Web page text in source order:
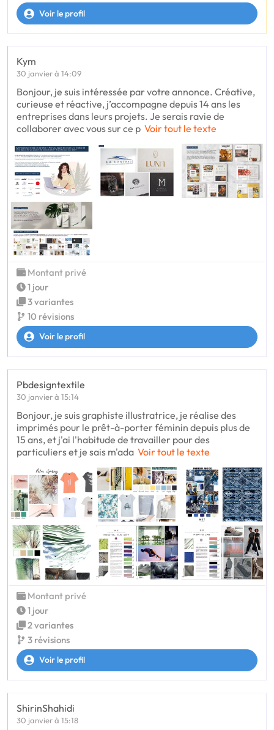
Voir le profil
Kym
30 janvier à 14:09
Bonjour, je suis intéressée par votre annonce. Créative,
curieuse et réactive, j’accompagne depuis 14 ans les
entreprises dans leurs projets. Je serais ravie de
collaborer avec vous sur ce p Voir tout le texte
Montant privé
1 jour
3 variantes
10 révisions
Voir le profil
Pbdesigntextile
30 janvier à 15:14
Bonjour, je suis graphiste illustratrice, je réalise des
imprimés pour le prêt-à-porter féminin depuis plus de
15 ans, et j'ai l'habitude de travailler pour des
particuliers et je sais m'ada Voir tout le texte
Montant privé
1 jour
2 variantes
3 révisions
Voir le profil
ShirinShahidi
30 janvier à 15:18